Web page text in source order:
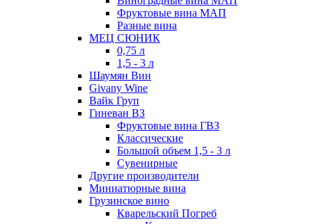
Фруктовые вина МАП
Разные вина
МЕЦ СЮНИК
0,75 л
1,5 - 3 л
Шаумян Вин
Givany Wine
Вайк Груп
Гиневан ВЗ
Фруктовые вина ГВЗ
Классические
Большой объем 1,5 - 3 л
Сувенирные
Другие производители
Миниатюрные вина
Грузинское вино
Кварельский Погреб